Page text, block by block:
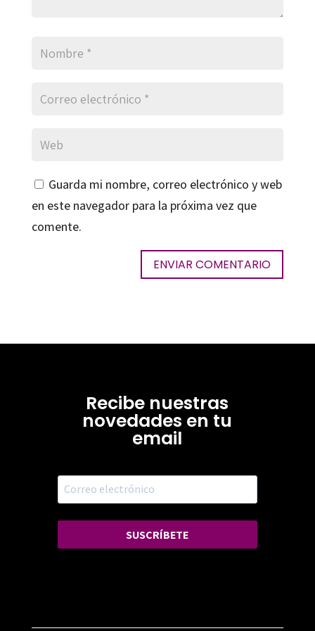
Guarda mi nombre, correo electrónico y web
en este navegador para la próxima vez que
comente.
Recibe nuestras
novedades en tu
email
SUSCRÍBETE